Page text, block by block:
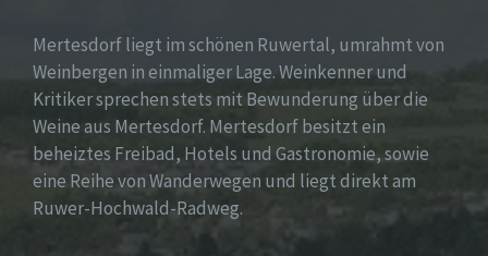
Mertesdorf liegt im schönen Ruwertal, umrahmt von
Weinbergen in einmaliger Lage. Weinkenner und
Kritiker sprechen stets mit Bewunderung über die
Weine aus Mertesdorf. Mertesdorf besitzt ein
beheiztes Freibad, Hotels und Gastronomie, sowie
eine Reihe von Wanderwegen und liegt direkt am
Ruwer-Hochwald-Radweg.